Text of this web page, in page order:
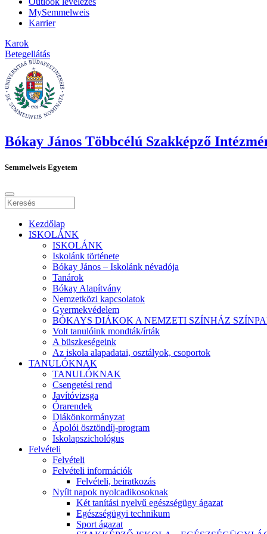
MySemmelweis
Karrier
Karok
Betegellátás
Bókay János Többcélú Szakképző
Semmelweis Egyetem
Kezdőlap
ISKOLÁNK
ISKOLÁNK
Iskolánk története
Bókay János – Iskolánk névadója
Tanárok
Bókay Alapítvány
Nemzetközi kapcsolatok
Gyermekvédelem
BÓKAYS DIÁKOK A NEMZETI SZÍNHÁZ
Volt tanulóink mondták/írták
A büszkeségeink
Az iskola alapadatai, osztályok, csoportok
TANULÓKNAK
TANULÓKNAK
Csengetési rend
Javítóvizsga
Órarendek
Diákönkormányzat
Ápolói ösztöndíj-program
Iskolapszichológus
Felvételi
Felvételi
Felvételi információk
Felvételi, beiratkozás
Nyílt napok nyolcadikosoknak
Két tanítási nyelvű egészségügy ágazat
Egészségügyi technikum
Sport ágazat